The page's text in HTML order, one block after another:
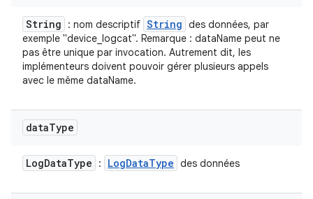
String : nom descriptif String des données, par
exemple "device_logcat". Remarque : dataName peut ne
pas être unique par invocation. Autrement dit, les
implémenteurs doivent pouvoir gérer plusieurs appels
avec le même dataName.
dataType
LogDataType : LogDataType des données